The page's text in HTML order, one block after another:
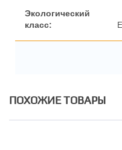
ПОХОЖИЕ ТОВАРЫ